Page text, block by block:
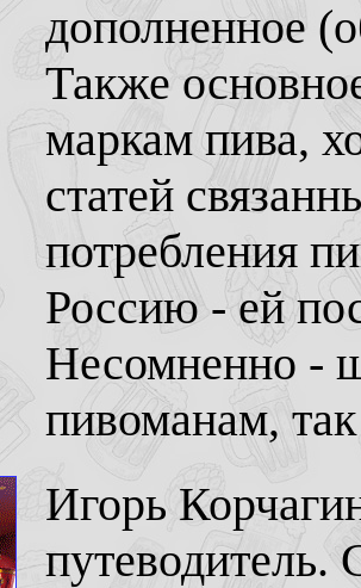
дополненное
Также
маркам пива,
статей
потребления
Россию - ей
Несомненно -
пивоманам,
Игорь
путеводитель.